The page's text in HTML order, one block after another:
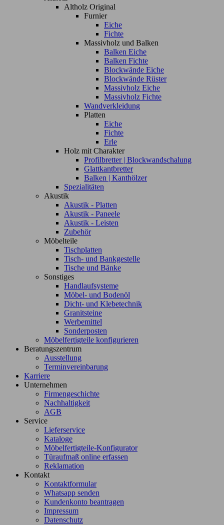
Altholz Original
Furnier
Eiche
Fichte
Massivholz und Balken
Balken Eiche
Balken Fichte
Blockwände Eiche
Blockwände Rüster
Massivholz Eiche
Massivholz Fichte
Wandverkleidung
Platten
Eiche
Fichte
Erle
Holz mit Charakter
Profilbretter | Blockwandschalung
Glattkantbretter
Balken | Kanthölzer
Spezialitäten
Akustik
Akustik - Platten
Akustik - Paneele
Akustik - Leisten
Zubehör
Möbelteile
Tischplatten
Tisch- und Bankgestelle
Tische und Bänke
Sonstiges
Handlaufsysteme
Möbel- und Bodenöl
Dicht- und Klebetechnik
Granitsteine
Werbemittel
Sonderposten
Möbelfertigteile konfigurieren
Beratungszentrum
Ausstellung
Terminvereinbarung
Karriere
Unternehmen
Firmengeschichte
Nachhaltigkeit
AGB
Service
Lieferservice
Kataloge
Möbelfertigteile-Konfigurator
Türaufmaß online erfassen
Reklamation
Kontakt
Kontaktformular
Whatsapp senden
Kundenkonto beantragen
Impressum
Datenschutz